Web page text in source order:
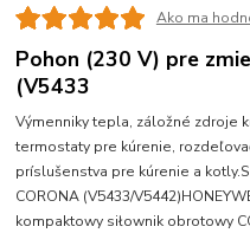
Ako ma
Pohon (230 V) pre
(V5433
Výmenniky tepla, záložné zdroje
termostaty pre kúrenie,
príslušenstva pre kúrenie a
CORONA (V5433/
kompaktowy siłownik obrotowy